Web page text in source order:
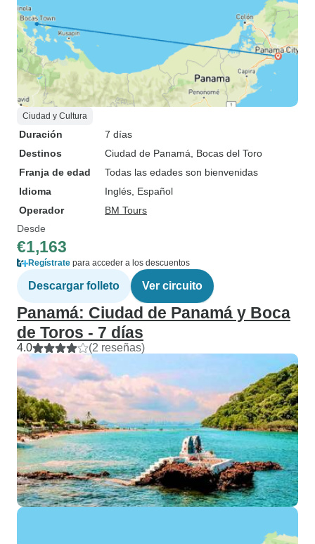
Ciudad y Cultura
Duración
7 días
Destinos
Ciudad de Panamá , Bocas del Toro
Franja de edad
Todas las edades son bienvenidas
Idioma
Inglés, Español
Operador
BM Tours
Desde
€1,163
Regístrate para acceder a los descuentos
Descargar folleto Ver circuito
Panamá: Ciudad de Panamá y Boca
de Toros - 7 días
4.0 (2 reseñas)